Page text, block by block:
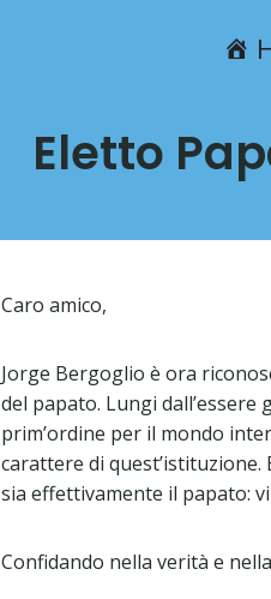
Eletto
Caro amico,
Jorge Bergoglio è ora
del papato. Lungi
prim’ordine per il mondo
carattere di quest’istituzione.
sia effettivamente il papato:
Confidando nella verità e